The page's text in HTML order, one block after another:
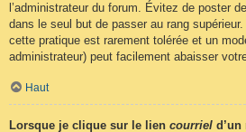
l’administrateur du forum. Évitez de poster
dans le seul but de passer au rang
cette pratique est rarement tolérée et un
administrateur) peut facilement abaisser
Haut
Lorsque je clique sur le lien courriel